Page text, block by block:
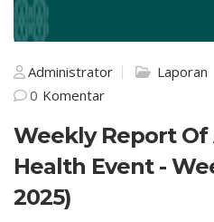
Administrator Laporan
0 Komentar
Weekly Report
Health Event -
2025)